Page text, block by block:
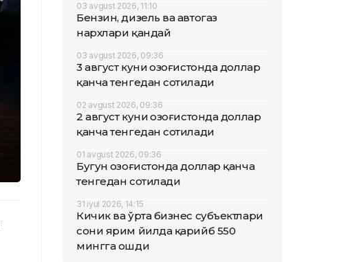
03 avgust 2026, 11:10
Бензин, дизель ва автогаз
нархлари қандай
03 avgust 2026, 09:36
3 август куни Қозоғистонда доллар
қанча тенгедан сотилади
02 avgust 2026, 09:36
2 август куни Қозоғистонда доллар
қанча тенгедан сотилади
01 avgust 2026, 09:36
Бугун Қозоғистонда доллар қанча
тенгедан сотилади
31 iyul 2026, 14:15
Кичик ва ўрта бизнес субъектлари
сони ярим йилда қарийб 550
мингга ошди